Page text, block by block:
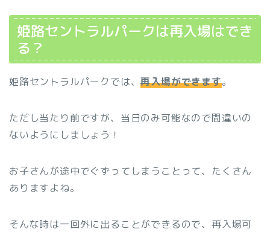
姫路セントラルパークは再入場はでき
る？
姫路セントラルパークでは、再入場ができます。
ただし当たり前ですが、当日のみ可能なので間違いの
ないようにしましょう！
お子さんが途中でぐずってしまうことって、たくさん
ありますよね。
そんな時は一回外に出ることができるので、再入場可